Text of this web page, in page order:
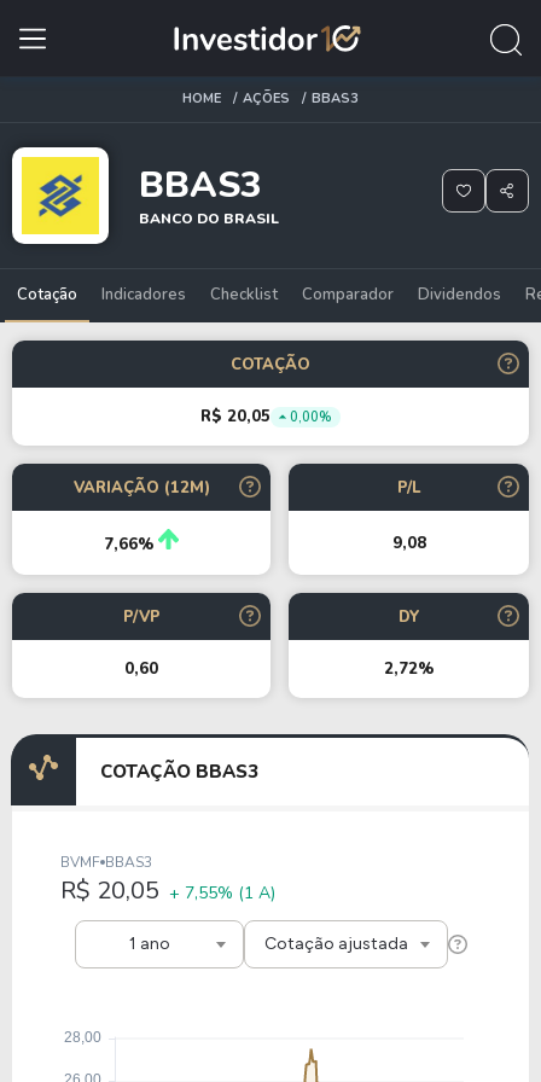
HOME AÇÕES BBAS3
BBAS3
BANCO DO BRASIL
Cotação Indicadores Checklist Comparador Dividendos
COTAÇÃO
R$ 20,05 0,00%
VARIAÇÃO (12M)
7,66%
P/L
9,08
P/VP
0,60
DY
2,72%
COTAÇÃO BBAS3
1 ano
BVMF BBAS3
R$ 20,05 + 7,55% (1 A)
Cotação ajustada